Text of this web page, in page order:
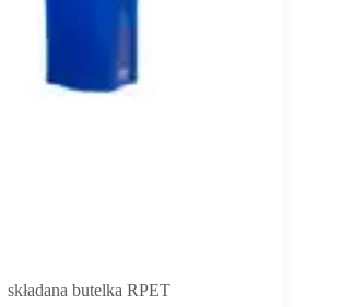
składana butelka RPET